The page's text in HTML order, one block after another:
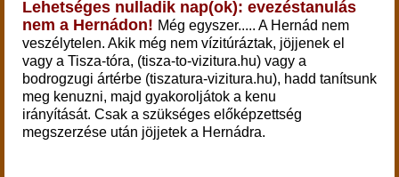
Lehetséges nulladik nap(ok): evezéstanulás
nem a Hernádon! Még egyszer..... A Hernád nem
veszélytelen. Akik még nem vízitúráztak, jöjjenek el
vagy a Tisza-tóra, (tisza-to-vizitura.hu) vagy a
bodrogzugi ártérbe (tiszatura-vizitura.hu), hadd tanítsunk
meg kenuzni, majd gyakoroljátok a kenu
irányítását. Csak a szükséges előképzettség
megszerzése után jöjjetek a Hernádra.